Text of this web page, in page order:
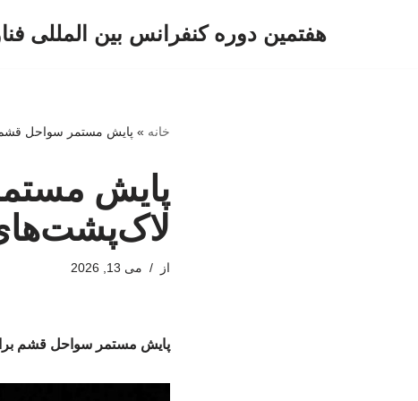
هفتمین دوره کنفرانس بین المللی
خانه » پایش مستمر سواحل
پایش
از می 13, 2026
پایش مستمر سواحل قشم